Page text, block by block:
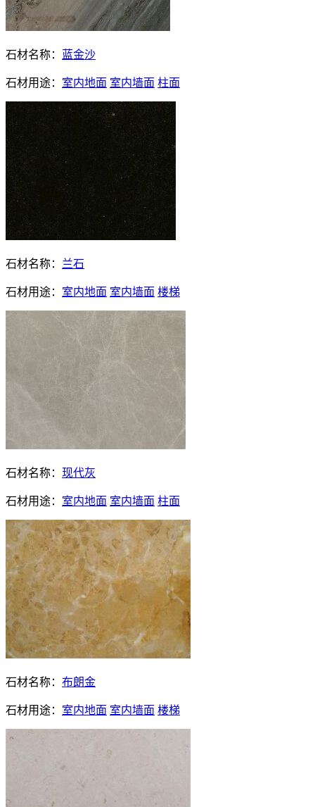
石材名称： 蓝金沙
石材用途： 室内地面 室内墙面 柱面
石材名称： 兰石
石材用途： 室内地面 室内墙面 楼梯
石材名称： 现代灰
石材用途： 室内地面 室内墙面 柱面
石材名称： 布朗金
石材用途： 室内地面 室内墙面 楼梯